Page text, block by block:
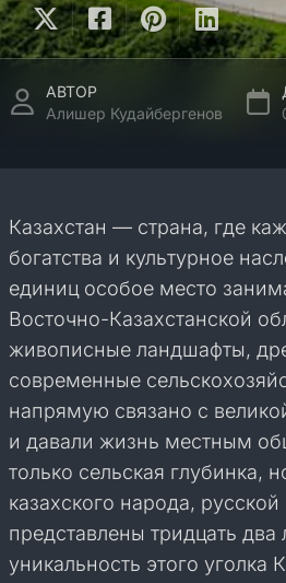
АВТОР
Алишер Кудайбергенов
Казахстан — страна, где
богатства и культурное
единиц особое место
Восточно-Казахстанской
живописные ландшафты,
современные
напрямую связано с
и давали жизнь местным
только сельская глубинка,
казахского народа,
представлены тридцать
уникальность этого уголка